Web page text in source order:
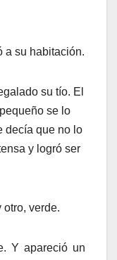
a su habitación.
su tío. El
se lo
decía que no lo
y logró ser
otro, verde.
Y apareció un